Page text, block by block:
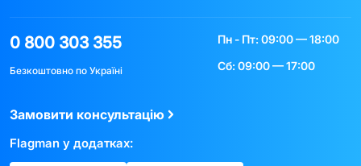
0 800 303 355
Безкоштовно по Україні
Пн - Пт: 09:00 — 18:00
Сб: 09:00 — 17:00
Замовити консультацію
Flagman у додатках: